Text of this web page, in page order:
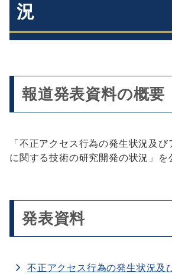
況
報道発表資料の概要
「不正アクセス行為の発生状況及
に関する技術の研究開発の状況」を
発表資料
不正アクセス行為の発生状況及